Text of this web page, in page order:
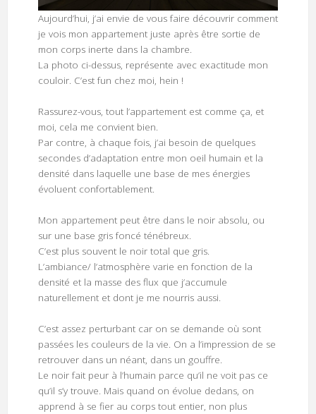
Aujourd’hui, j’ai envie de vous faire découvrir comment
je vois mon appartement juste après être sortie de
mon corps inerte dans la chambre.
La photo ci-dessus, représente avec exactitude mon
couloir. C’est fun chez moi, hein !
Rassurez-vous, tout l’appartement est comme ça, et
moi, cela me convient bien.
Par contre, à chaque fois, j’ai besoin de quelques
secondes d’adaptation entre mon oeil humain et la
densité dans laquelle une base de mes énergies
évoluent confortablement.
Mon appartement peut être dans le noir absolu, ou
sur une base gris foncé ténébreux.
C’est plus souvent le noir total que gris.
L’ambiance/ l’atmosphère varie en fonction de la
densité et la masse des flux que j’accumule
naturellement et dont je me nourris aussi.
C’est assez perturbant car on se demande où sont
passées les couleurs de la vie. On a l’impression de se
retrouver dans un néant, dans un gouffre.
Le noir fait peur à l’humain parce qu’il ne voit pas ce
qu’il s’y trouve. Mais quand on évolue dedans, on
apprend à se fier au corps tout entier, non plus